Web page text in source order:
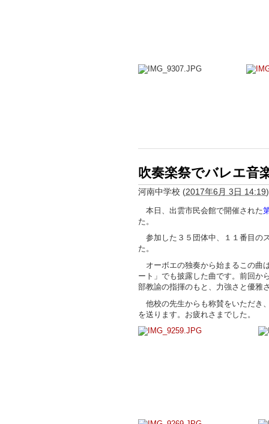
吹奏楽祭でバレエ音
河南中学校 (2017年6月 3日 14:19)
本日、出雲市民会館で開催された
た。
参加した３５団体中、１１番目の
た。
オーボエの独奏から始まるこの曲
ート」でも披露した曲です。前回か
部教諭の指揮のもと、力強さと優雅
他校の先生からも称賛をいただき
を送ります。お疲れさまでした。